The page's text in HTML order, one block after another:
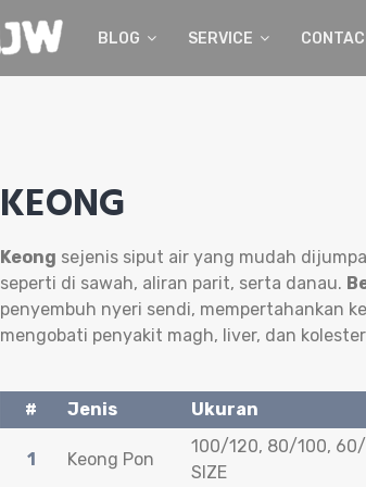
BLOG SERVICE
KEONG
Keong sejenis siput air yang mudah
seperti di sawah, aliran parit, serta danau.
penyembuh nyeri sendi, mempertahankan
mengobati penyakit magh, liver, dan
# Jenis Ukuran
1 Keong Pon
100/120, 80/100,
SIZE